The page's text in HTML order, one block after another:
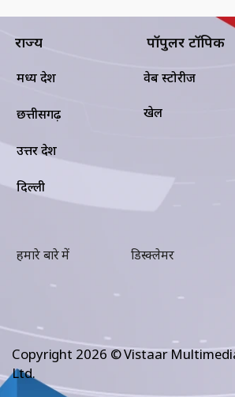
राज्य
मध्य प्रदेश
छत्तीसगढ़
उत्तर प्रदेश
दिल्ली
पॉपुलर टॉपिक
वेब स्टोरीज
खेल
हमारे बारे में डिस्क्लेमर
Copyright 2026 © Vistaar
Ltd.